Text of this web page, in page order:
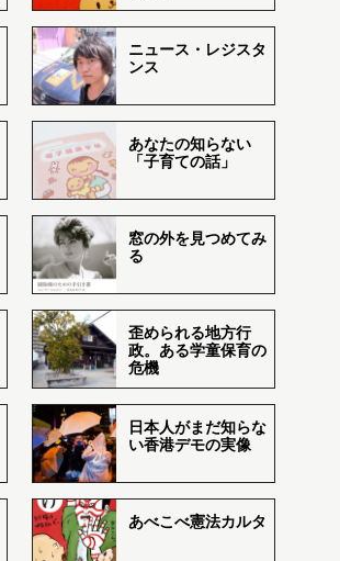
ニュース・レジスタ
ンス
あなたの知らない
「子育ての話」
窓の外を見つめてみ
る
歪められる地方行
政。ある学童保育の
危機
日本人がまだ知らな
い香港デモの実像
あべこべ憲法カルタ